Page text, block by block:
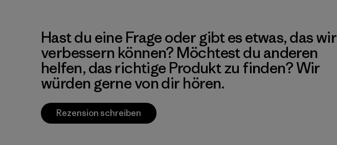
Hast du eine Frage oder gibt es etwas, das wir
verbessern können? Möchtest du anderen
helfen, das richtige Produkt zu finden? Wir
würden gerne von dir hören.
Rezension schreiben